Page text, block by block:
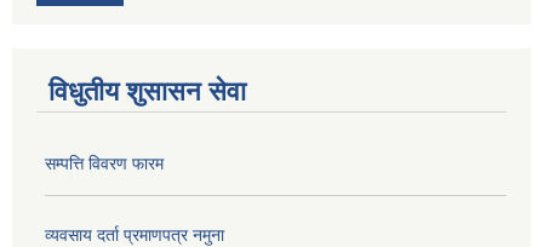
विधुतीय शुसासन सेवा
सम्पत्ति विवरण फारम
व्यवसाय दर्ता प्रमाणपत्र नमुना